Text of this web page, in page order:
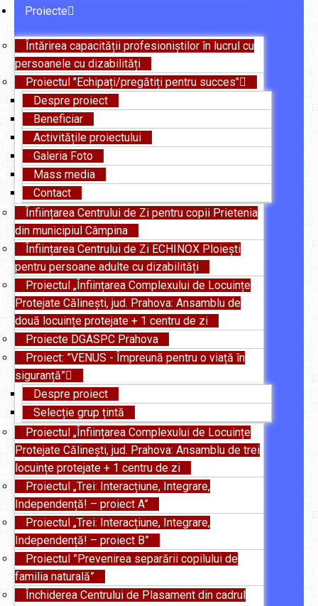
Proiecte
Întărirea capacității profesioniștilor în lucrul cu
persoanele cu dizabilități
Proiectul "Echipați/pregătiți pentru succes"
Despre proiect
Beneficiar
Activitățile proiectului
Galeria Foto
Mass media
Contact
Înființarea Centrului de Zi pentru copii Prietenia
din municipiul Câmpina
Înființarea Centrului de Zi ECHINOX Ploiești
pentru persoane adulte cu dizabilități
Proiectul „Înființarea Complexului de Locuințe
Protejate Călinești, jud. Prahova: Ansamblu de
două locuințe protejate + 1 centru de zi
Proiecte DGASPC Prahova
Proiect: ”VENUS - Împreună pentru o viață în
siguranță”
Despre proiect
Selecție grup țintă
Proiectul „Înființarea Complexului de Locuințe
Protejate Călinești, jud. Prahova: Ansamblu de trei
locuințe protejate + 1 centru de zi
Proiectul „Trei: Interacțiune, Integrare,
Independență! – proiect A”
Proiectul „Trei: Interacțiune, Integrare,
Independență! – proiect B”
Proiectul ”Prevenirea separării copilului de
familia naturală”
Închiderea Centrului de Plasament din cadrul